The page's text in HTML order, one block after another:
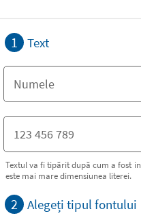
1 Text
Textul va fi tipărit după cum a fost
este mai mare dimensiunea literei.
2 Alegeți tipul fontului